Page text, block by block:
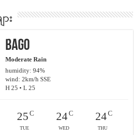
း
Bago
Moderate Rain
humidity: 94%
wind: 2km/h SSE
H 25 • L 25
25 C
TUE
24C
WED
24C
THU